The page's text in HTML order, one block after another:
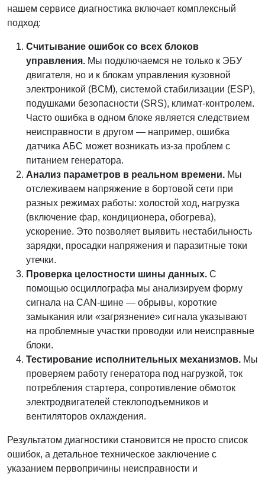
нашем сервисе диагностика включает комплексный
подход:
Считывание ошибок со всех блоков
управления. Мы подключаемся не только к ЭБУ
двигателя, но и к блокам управления кузовной
электроникой (BCM), системой стабилизации (ESP),
подушками безопасности (SRS), климат-контролем.
Часто ошибка в одном блоке является следствием
неисправности в другом — например, ошибка
датчика АБС может возникать из-за проблем с
питанием генератора.
Анализ параметров в реальном времени. Мы
отслеживаем напряжение в бортовой сети при
разных режимах работы: холостой ход, нагрузка
(включение фар, кондиционера, обогрева),
ускорение. Это позволяет выявить нестабильность
зарядки, просадки напряжения и паразитные токи
утечки.
Проверка целостности шины данных. С
помощью осциллографа мы анализируем форму
сигнала на CAN-шине — обрывы, короткие
замыкания или «загрязнение» сигнала указывают
на проблемные участки проводки или неисправные
блоки.
Тестирование исполнительных механизмов. Мы
проверяем работу генератора под нагрузкой, ток
потребления стартера, сопротивление обмоток
электродвигателей стеклоподъемников и
вентиляторов охлаждения.
Результатом диагностики становится не просто список
ошибок, а детальное техническое заключение с
указанием первопричины неисправности и